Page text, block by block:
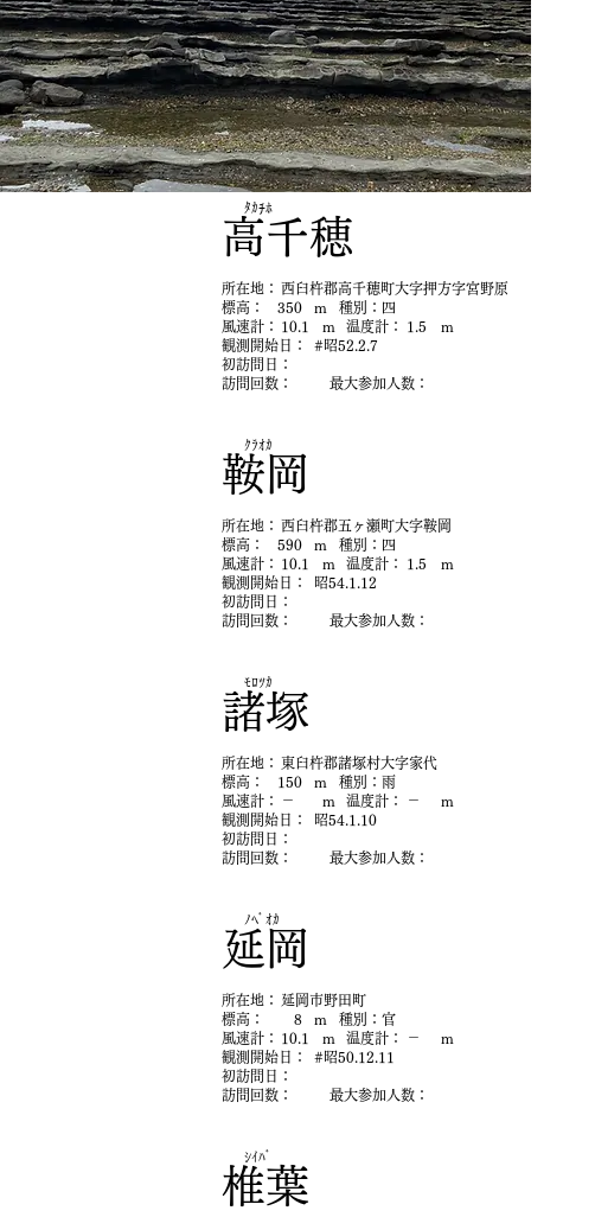
高千穂
ﾀｶﾁﾎ
​所在地： 西臼杵郡高千穂町大字押方字宮野原
​標高：
350 m ​種別： 四
​風速計：
10.1 m ​温度計： 1.5
m
​観測開始日：
#昭52.2.7
初​訪問日：
最大参加人数：
​訪問回数：
鞍岡
ｸﾗｵｶ
​所在地： 西臼杵郡五ヶ瀬町大字鞍岡
​標高：
590 m ​種別： 四
​風速計：
10.1 m ​温度計： 1.5
m
​観測開始日：
昭54.1.12
初​訪問日：
最大参加人数：
​訪問回数：
諸塚
ﾓﾛﾂｶ
​所在地： 東臼杵郡諸塚村大字家代
​標高：
150 m ​種別： 雨
​風速計：
－ m ​温度計： －
m
​観測開始日：
昭54.1.10
初​訪問日：
最大参加人数：
​訪問回数：
延岡
ﾉﾍﾞｵｶ
​所在地：
延岡市野田町
​標高：
8 m ​種別： 官
​風速計：
10.1 m ​温度計： －
m
​観測開始日：
#昭50.12.11
初​訪問日：
最大参加人数：
​訪問回数：
椎葉
ｼｲﾊﾞ